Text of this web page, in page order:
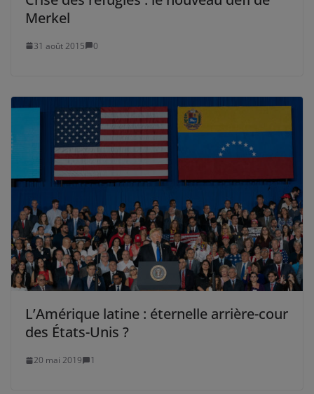
Merkel
31 août 2015 0
L’Amérique latine : éternelle arrière-cour
des États-Unis ?
20 mai 2019 1